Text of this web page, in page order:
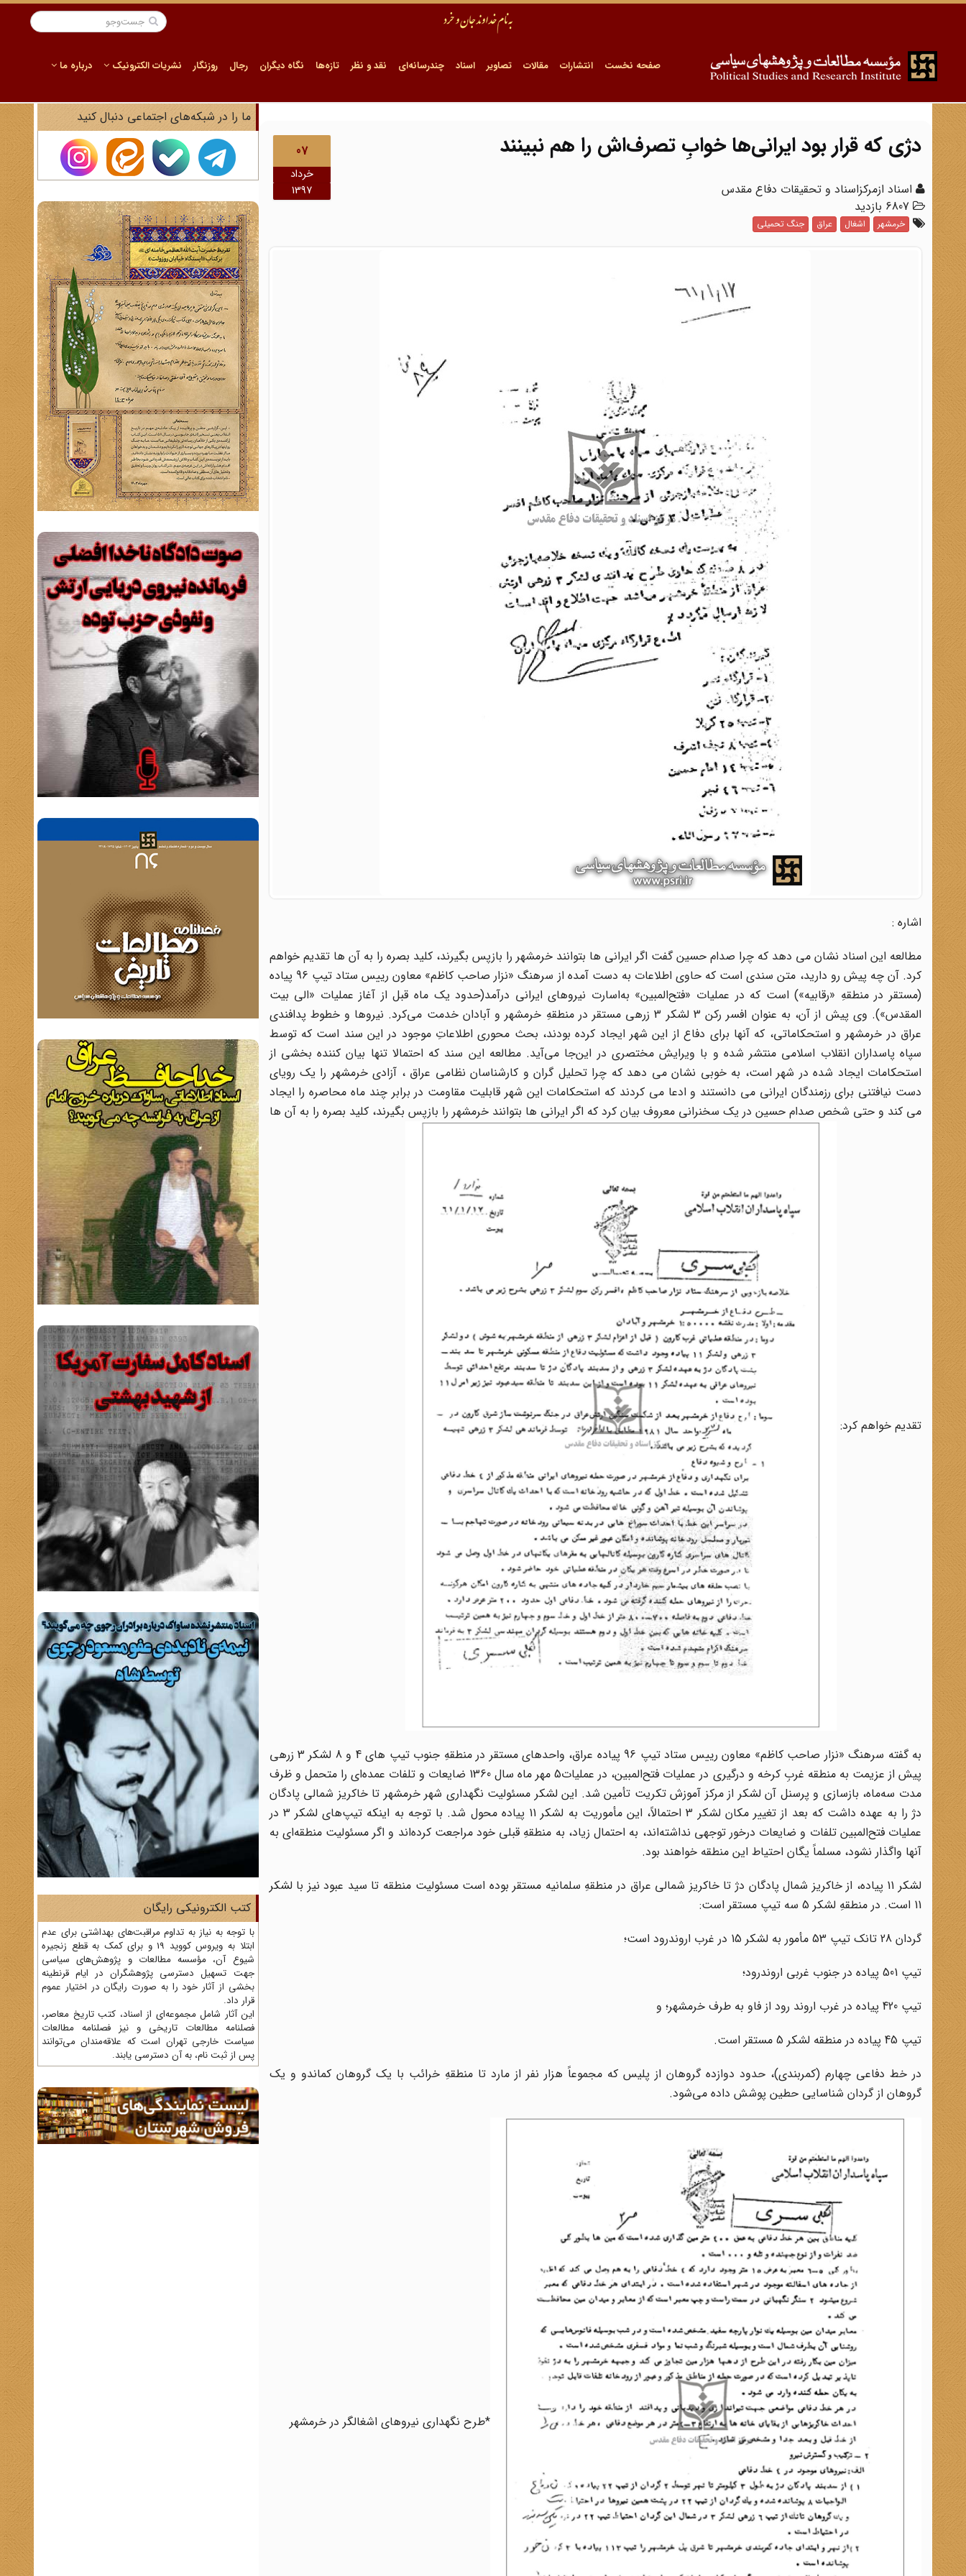
صفحه نخست انتشارات مقالات تصاویر اسناد چندرسانه‌ای نقد و نظر تازه‌ها نگاه دیگران رجال روزنگار نشریات الکترونیک درباره ما
07
خرداد
1397
دژی که قرار بود ایرانی‌ها خوابِ تصرف‌اش را هم نبینند
اسناد ازمرکزاسناد و تحقیقات دفاع مقدس
خرمشهر اشغال عراق جنگ تحمیلی
اشاره :
مطالعه این اسناد نشان می دهد که چرا صدام حسین گفت اگر ایرانی ها بتوانند خرمشهر را بازپس بگیرند، کلید بصره را به آن ها تقدیم خواهم
کرد. آن چه پیش رو دارید، متن سندی است که حاوی اطلاعات به دست آمده از سرهنگ‌ «نزار صاحب کاظم» معاون رییس ستاد تیپ 96 پیاده
(مستقر در منطقهِ «رقابیه») است که در عملیات «فتح‌المبین» به‌اسارت نیروهای ایرانی درآمد(حدود یک ماه قبل از آغاز عملیات «الی بیت
المقدس»). وی پیش از آن، به عنوان افسر رکن 3 لشکر 3 زرهی مستقر در منطقهِ خرمشهر و آبادان خدمت می‌کرد. نیروها و خطوط پدافندی
عراق در خرمشهر و استحکاماتی، که آنها برای دفاع از این شهر ایجاد کرده بودند، بحث محوری اطلاعاتِ موجود در این سند است که توسط
سپاه پاسداران انقلاب اسلامی منتشر شده و با ویرایش مختصری در این‌جا می‌آید. مطالعه این سند که احتمالا تنها بیان کننده بخشی از
استحکامات ایجاد شده در شهر است، به خوبی نشان می دهد که چرا تحلیل گران و کارشناسان نظامی عراق ، آزادی خرمشهر را یک رویای
دست نیافتنی برای رزمندگان ایرانی می دانستند و ادعا می کردند که استحکامات این شهر قابلیت مقاومت در برابر چند ماه محاصره را ایجاد
می کند و حتی شخص صدام حسین در یک سخنرانی معروف بیان کرد که اگر ایرانی ها بتوانند خرمشهر را بازپس بگیرند، کلید بصره را به آن ها
تقدیم خواهم کرد:
به گفته سرهنگ‌ «نزار صاحب کاظم» معاون رییس ستاد تیپ 96 پیاده عراق، واحدهای مستقر در منطقهِ جنوب‌ تیپ های 4 و 8 لشکر 3 زرهی
پیش از عزیمت به منطقه غربِ کرخه و درگیری در عملیات فتح‌المبین، در عملیات5 مهر ماه سال 1360 ضایعات و تلفات عمده‌ای را متحمل و ظرف
مدت سه‌ماه، بازسازی و پرسنل آن لشکر از مرکز آموزش تکریت تأمین شد. این لشکر مسئولیت نگهداری شهر خرمشهر تا خاکریز شمالی پادگان
دژ را به عهده داشت که بعد از تغییر مکان لشکر 3 احتمالاً، این مأموریت به لشکر 11 پیاده محول شد. با توجه به اینکه تیپ‌های لشکر 3 در
عملیات فتح‌المبین تلفات و ضایعات درخور توجهی نداشته‌اند، به احتمال زیاد، به منطقهِ قبلی خود مراجعت کرده‌اند و اگر مسئولیت منطقه‌ای به
آنها واگذار نشود، مسلماً یگان احتیاط این منطقه خواهند بود.
‌لشکر 11 پیاده، از خاکریز شمال پادگان دژ تا خاکریز شمالی عراق در منطقهِ سلمانیه مستقر بوده است مسئولیت منطقه تا سید عبود نیز با لشکر
11 است. در منطقهِ لشکر 5 سه‌ تیپ مستقر است:
‌گردان 28 تانک تیپ 53 مأمور به لشکر 15 در غرب اروندرود است؛
تیپ 501 پیاده در جنوب غربی اروندرود؛
تیپ 420 پیاده در غرب اروند رود از فاو به طرف خرمشهر؛ و
‌تیپ 45 پیاده در منطقه لشکر 5 مستقر است.
در خط دفاعی چهارم (کمربندی)، حدود دوازده گروهان از پلیس که مجموعاً هزار نفر از مارد تا منطقهِ خرائب با یک گروهان کماندو و یک
گروهان از گردان شناسایی حطین پوشش داده می‌شود.
‌*طرح نگهداری نیروهای اشغالگر در خرمشهر
ما را در شبکه‌های اجتماعی دنبال کنید
کتب الکترونیکی رایگان
با توجه به نیاز به تداوم مراقبت‌های بهداشتی برای عدم
ابتلا به ویروس کووید 19 و برای کمک به قطع زنجیره
شیوع آن، مؤسسه مطالعات و پژوهش‌های سیاسی
جهت تسهیل دسترسی پژوهشگران در ایام قرنطینه
بخشی از آثار خود را به صورت رایگان در اختیار عموم
قرار داد.
این آثار شامل مجموعه‌ای از اسناد، کتب تاریخ معاصر،
فصلنامه‌ مطالعات تاریخی و نیز فصلنامه مطالعات
سیاست خارجی تهران است که علاقه‌مندان می‌توانند
پس از ثبت نام، به آن دسترسی یابند.